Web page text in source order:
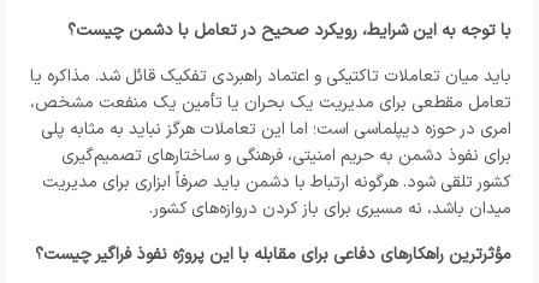
با توجه به این شرایط، رویکرد صحیح در تعامل با دشمن چیست؟
باید میان تعاملات تاکتیکی و اعتماد راهبردی تفکیک قائل شد. مذاکره یا
تعامل مقطعی برای مدیریت یک بحران یا تأمین یک منفعت مشخص،
امری در حوزه دیپلماسی است؛ اما این تعاملات هرگز نباید به مثابه پلی
برای نفوذ دشمن به حریم امنیتی، فرهنگی و ساختارهای تصمیم‌گیری
کشور تلقی شود. هرگونه ارتباط با دشمن باید صرفاً ابزاری برای مدیریت
میدان باشد، نه مسیری برای باز کردن دروازه‌های کشور.
مؤثرترین راهکارهای دفاعی برای مقابله با این پروژه نفوذ فراگیر چیست؟